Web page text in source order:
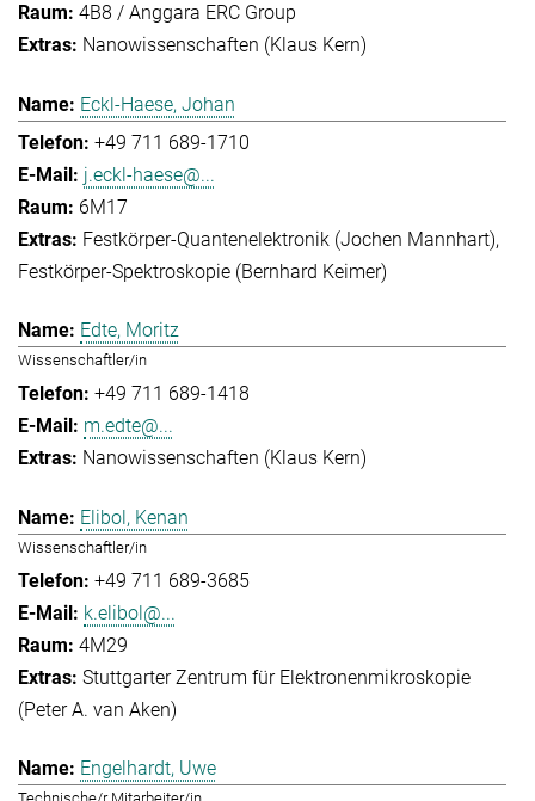
4B8 / Anggara ERC Group
Nanowissenschaften (Klaus Kern)
Eckl-Haese, Johan
+49 711 689-1710
j.eckl-haese@...
6M17
Festkörper-Quantenelektronik (Jochen Mannhart)
Festkörper-Spektroskopie (Bernhard Keimer)
Edte, Moritz
Wissenschaftler/in
+49 711 689-1418
m.edte@...
Nanowissenschaften (Klaus Kern)
Elibol, Kenan
Wissenschaftler/in
+49 711 689-3685
k.elibol@...
4M29
Stuttgarter Zentrum für Elektronenmikroskopie
(Peter A. van Aken)
Engelhardt, Uwe